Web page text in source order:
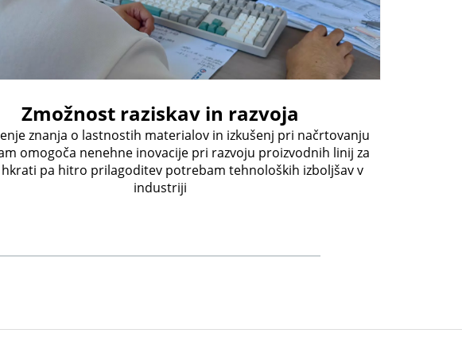
Zmožnost raziskav in razvoja
znanja o lastnostih materialov in izkušenj pri načrtovanju
omogoča nenehne inovacije pri razvoju proizvodnih linij za
hkrati pa hitro prilagoditev potrebam tehnoloških izboljšav v
industriji